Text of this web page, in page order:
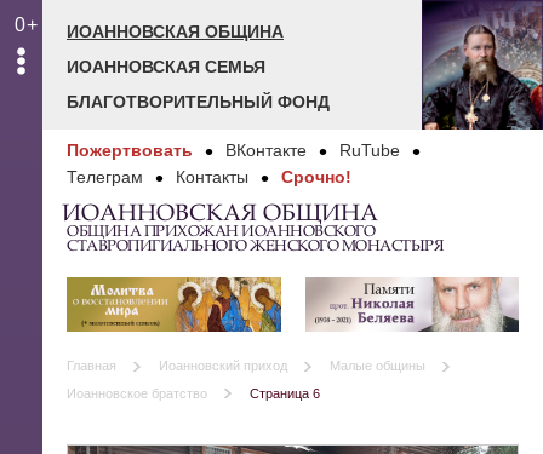
0+
ИОАННОВСКАЯ ОБЩИНА
ИОАННОВСКАЯ СЕМЬЯ
БЛАГОТВОРИТЕЛЬНЫЙ ФОНД
Пожертвовать ВКонтакте
RuTube
Телеграм
Контакты Срочно!
ИОАННОВСКАЯ ОБЩИНА
ОБЩИНА ПРИХОЖАН ИОАННОВСКОГО
СТАВРОПИГИАЛЬНОГО ЖЕНСКОГО МОНАСТЫРЯ
Главная Иоанновский приход
Малые общины
Иоанновское братство
Страница 6